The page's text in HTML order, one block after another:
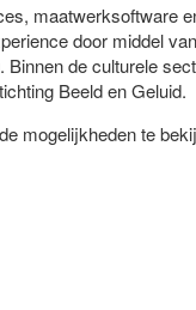
maatwerksoftware
door middel van
Binnen de culturele
Beeld en Geluid.
mogelijkheden te